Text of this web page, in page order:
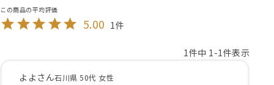
5.00 1
1件中 1 -1件表示
よよ
石川県 50代 女性